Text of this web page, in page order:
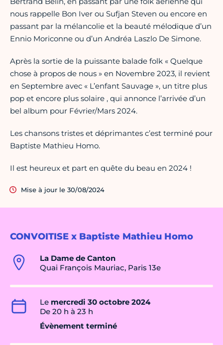
CONVOITISE x Baptiste Mathieu Homo
La Dame de Canton
Quai François Mauriac, Paris 13e
Le mercredi 30 octobre 2024
De 20 h à 23 h
Évènement terminé
nous rappelle Bon Iver ou Sufjan Steven ou encore en
passant par la mélancolie et la beauté mélodique d’un
Ennio Moriconne ou d’un Andréa Laszlo De Simone.
Après la sortie de la puissante balade folk « Quelque
chose à propos de nous » en Novembre 2023, il revient
en Septembre avec « L’enfant Sauvage », un titre plus
pop et encore plus solaire , qui annonce l’arrivée d’un
bel album pour Février/Mars 2024.
Les chansons tristes et déprimantes c’est terminé pour
Baptiste Mathieu Homo.
Il est heureux et part en quête du beau en 2024 !
Mise à jour le 30/08/2024